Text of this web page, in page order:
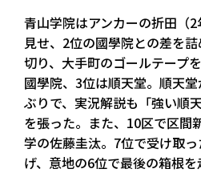
青山学院はアンカーの折田（
見せ、2位の國學院との差を
切り、大手町のゴールテープ
國學院、3位は順天堂。順天
ぶりで、実況解説も「強い順
を張った。また、10区で区間
学の佐藤圭汰。7位で受け取
げ、意地の6位で最後の箱根を